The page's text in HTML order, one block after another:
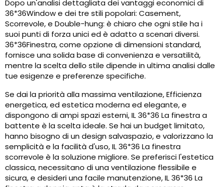
Dopo un'analisi dettagliata dei vantaggi economici di
36*36Window e dei tre stili popolari: Casement,
Scorrevole, e Double-hung: è chiaro che ogni stile ha i
suoi punti di forza unici ed è adatto a scenari diversi.
36*36Finestra, come opzione di dimensioni standard,
fornisce una solida base di convenienza e versatilità,
mentre la scelta dello stile dipende in ultima analisi dalle
tue esigenze e preferenze specifiche.
Se dai la priorità alla massima ventilazione, Efficienza
energetica, ed estetica moderna ed elegante, e
dispongono di ampi spazi esterni, IL 36*36 La finestra a
battente è la scelta ideale. Se hai un budget limitato,
hanno bisogno di un design salvaspazio, e valorizzano la
semplicità e la facilità d'uso, IL 36*36 La finestra
scorrevole è la soluzione migliore. Se preferisci l'estetica
classica, necessitano di una ventilazione flessibile e
sicura, e desideri una facile manutenzione, IL 36*36 La